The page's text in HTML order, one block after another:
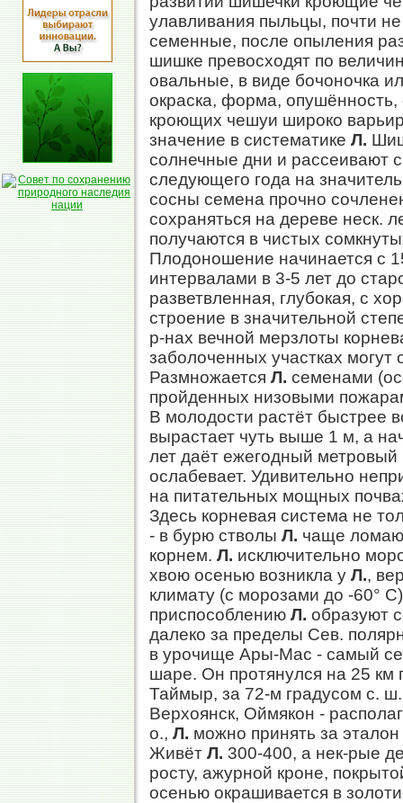
улавливания пыльцы, почти
семенные, после опыления
шишке превосходят по
овальные, в виде бочоночка
окраска, форма,
кроющих чешуи широко
значение в систематике Л.
солнечные дни и рассеивают
следующего года на
сосны семена прочно
сохраняться на дереве неск.
получаются в чистых
Плодоношение начинается с
интервалами в 3-5 лет до
разветвленная, глубокая, с
строение в значительной
р-нах вечной мерзлоты
заболоченных участках
Размножается Л. семенами
пройденных низовыми
В молодости растёт быстрее
вырастает чуть выше 1 м, а
лет даёт ежегодный метровый
ослабевает. Удивительно
на питательных мощных
Здесь корневая система не
- в бурю стволы Л. чаще
корнем. Л. исключительно
хвою осенью возникла у Л.,
климату (с морозами до -60°
приспособлению Л. образуют
далеко за пределы Сев.
в урочище Ары-Мас - самый
шаре. Он протянулся на 25 км
Таймыр, за 72-м градусом с.
Верхоянск, Оймякон -
о., Л. можно принять за
Живёт Л. 300-400, а нек-рые
росту, ажурной кроне,
осенью окрашивается в